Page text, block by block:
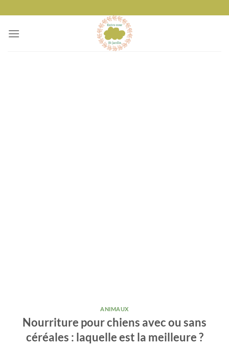
contenu
ANIMAUX
Nourriture pour chiens avec ou sans
céréales : laquelle est la meilleure ?